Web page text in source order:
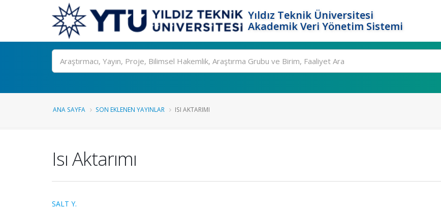
Yıldız Teknik Üniversitesi
Akademik Veri Yönetim Sistemi
Ara
ANA SAYFA SON EKLENEN YAYINLAR ISI AKTARIMI
Isı Aktarımı
SALT Y.